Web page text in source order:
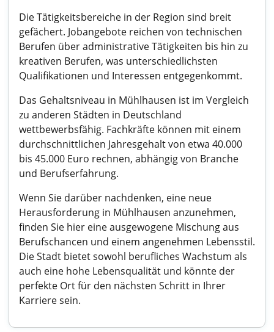
Die Tätigkeitsbereiche in der Region sind breit
gefächert. Jobangebote reichen von technischen
Berufen über administrative Tätigkeiten bis hin zu
kreativen Berufen, was unterschiedlichsten
Qualifikationen und Interessen entgegenkommt.
Das Gehaltsniveau in Mühlhausen ist im Vergleich
zu anderen Städten in Deutschland
wettbewerbsfähig. Fachkräfte können mit einem
durchschnittlichen Jahresgehalt von etwa 40.000
bis 45.000 Euro rechnen, abhängig von Branche
und Berufserfahrung.
Wenn Sie darüber nachdenken, eine neue
Herausforderung in Mühlhausen anzunehmen,
finden Sie hier eine ausgewogene Mischung aus
Berufschancen und einem angenehmen Lebensstil.
Die Stadt bietet sowohl berufliches Wachstum als
auch eine hohe Lebensqualität und könnte der
perfekte Ort für den nächsten Schritt in Ihrer
Karriere sein.